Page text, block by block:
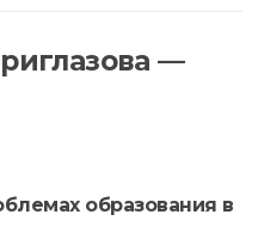
—
образования в